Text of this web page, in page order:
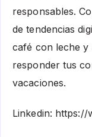
responsables.
de tendencias
café con leche y
responder tus
vacaciones.
Linkedin: